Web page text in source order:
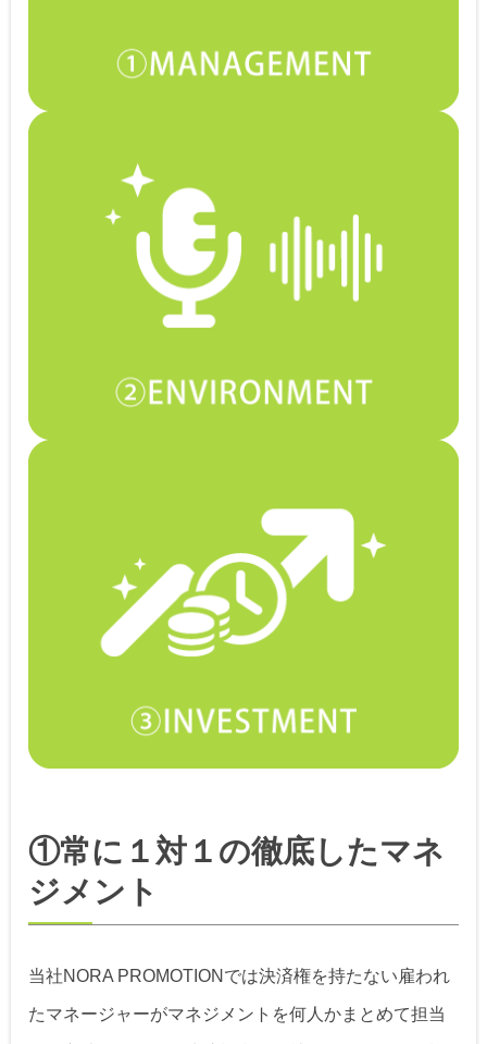
①常に１対１の徹底したマネ
ジメント
当社NORA PROMOTIONでは決済権を持たない雇われ
たマネージャーがマネジメントを何人かまとめて担当